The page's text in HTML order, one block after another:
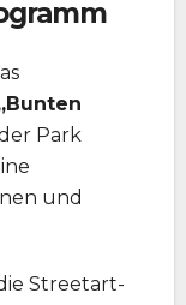
Park
und
Streetart-